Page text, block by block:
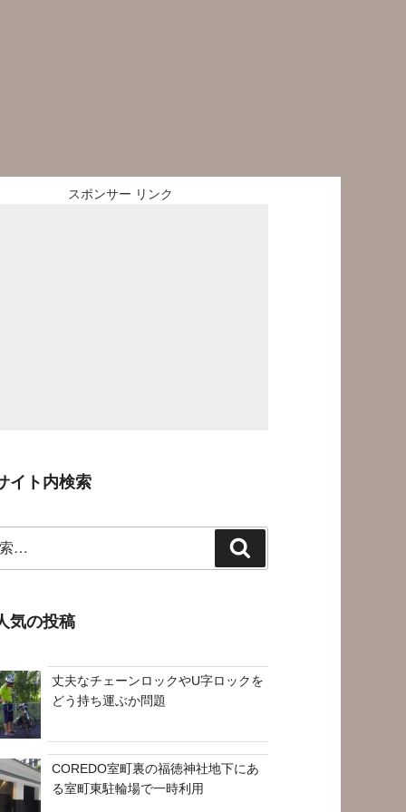
スポンサー リンク
イト内検索
索
気の投稿
丈夫なチェーンロックやU字ロックを
どう持ち運ぶか問題
COREDO室町裏の福徳神社地下にあ
る室町東駐輪場で一時利用